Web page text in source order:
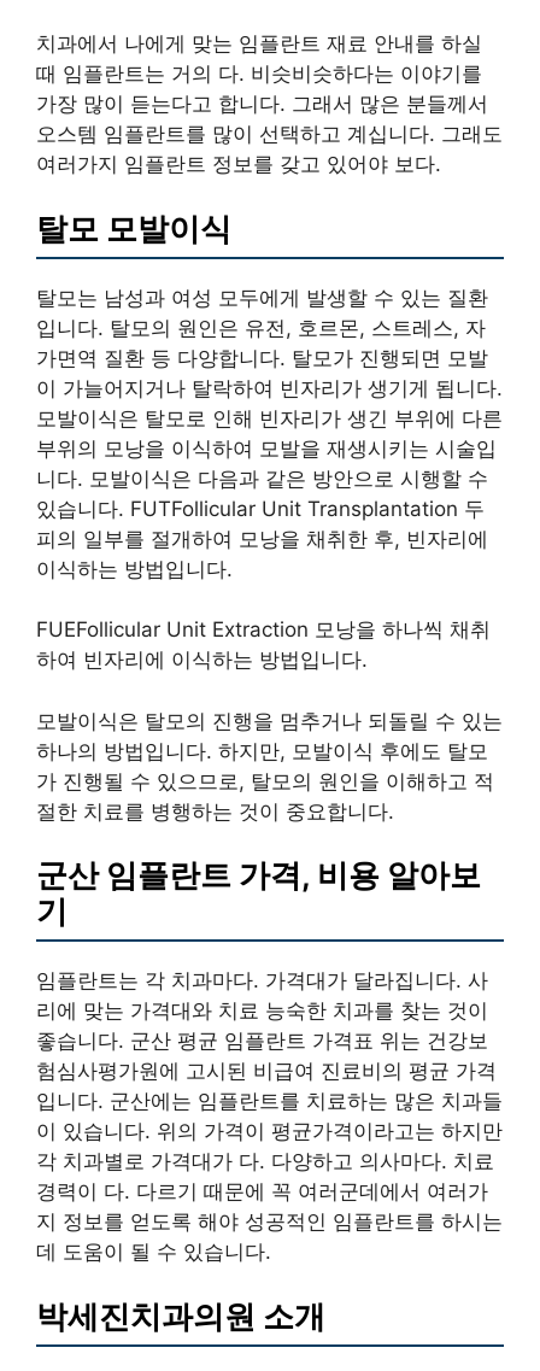
치과에서 나에게 맞는 임플란트 재료 안내를 하실
때 임플란트는 거의 다. 비슷비슷하다는 이야기를
가장 많이 듣는다고 합니다. 그래서 많은 분들께서
오스템 임플란트를 많이 선택하고 계십니다. 그래도
여러가지 임플란트 정보를 갖고 있어야 보다.
탈모 모발이식
탈모는 남성과 여성 모두에게 발생할 수 있는 질환
입니다. 탈모의 원인은 유전, 호르몬, 스트레스, 자
가면역 질환 등 다양합니다. 탈모가 진행되면 모발
이 가늘어지거나 탈락하여 빈자리가 생기게 됩니다.
모발이식은 탈모로 인해 빈자리가 생긴 부위에 다른
부위의 모낭을 이식하여 모발을 재생시키는 시술입
니다. 모발이식은 다음과 같은 방안으로 시행할 수
있습니다. FUTFollicular Unit Transplantation 두
피의 일부를 절개하여 모낭을 채취한 후, 빈자리에
이식하는 방법입니다.
FUEFollicular Unit Extraction 모낭을 하나씩 채취
하여 빈자리에 이식하는 방법입니다.
모발이식은 탈모의 진행을 멈추거나 되돌릴 수 있는
하나의 방법입니다. 하지만, 모발이식 후에도 탈모
가 진행될 수 있으므로, 탈모의 원인을 이해하고 적
절한 치료를 병행하는 것이 중요합니다.
군산 임플란트 가격, 비용 알아보
기
임플란트는 각 치과마다. 가격대가 달라집니다. 사
리에 맞는 가격대와 치료 능숙한 치과를 찾는 것이
좋습니다. 군산 평균 임플란트 가격표 위는 건강보
험심사평가원에 고시된 비급여 진료비의 평균 가격
입니다. 군산에는 임플란트를 치료하는 많은 치과들
이 있습니다. 위의 가격이 평균가격이라고는 하지만
각 치과별로 가격대가 다. 다양하고 의사마다. 치료
경력이 다. 다르기 때문에 꼭 여러군데에서 여러가
지 정보를 얻도록 해야 성공적인 임플란트를 하시는
데 도움이 될 수 있습니다.
박세진치과의원 소개